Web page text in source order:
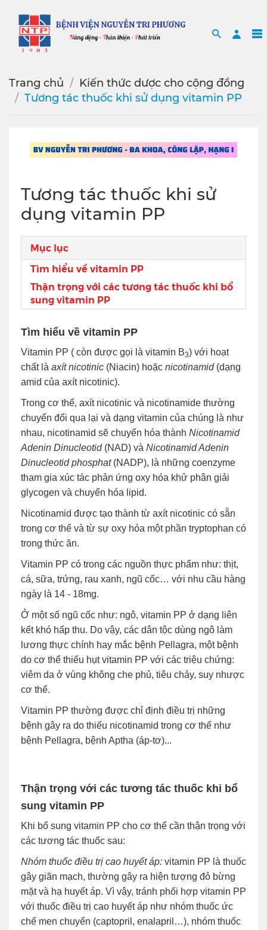
Search
Trang chủ
Kiến thức dược cho cộng đồng
Tương tác thuốc khi sử dụng vitamin PP
Tương tác thuốc khi sử
dụng vitamin PP
Mục lục
Tìm hiểu về vitamin PP
Thận trọng với các tương tác thuốc khi bổ
sung vitamin PP
Tìm hiểu về vitamin PP
Vitamin PP ( còn được gọi là vitamin B3) với hoạt
chất là axít nicotinic (Niacin) hoặc nicotinamid (dạng
amid của axít nicotinic).
Trong cơ thể, axít nicotinic và nicotinamide thường
chuyển đổi qua lại và dạng vitamin của chúng là như
nhau, nicotinamid sẽ chuyển hóa thành Nicotinamid
Adenin Dinucleotid(NAD) và Nicotinamid Adenin
Dinucleotid phosphat (NADP), là những coenzyme
tham gia xúc tác phản ứng oxy hóa khử phân giải
glycogen và chuyển hóa lipid.
Nicotinamid được tạo thành từ axít nicotinic có sẵn
trong cơ thể và từ sự oxy hóa một phần tryptophan có
trong thức ăn.
Vitamin PP có trong các nguồn thực phẩm như: thịt,
cá, sữa, trứng, rau xanh, ngũ cốc… với nhu cầu hàng
ngày là 14 - 18mg.
Ở một số ngũ cốc như: ngô, vitamin PP ở dạng liên
kết khó hấp thu. Do vậy, các dân tộc dùng ngô làm
lương thực chính hay mắc bệnh Pellagra, một bệnh
do cơ thể thiếu hụt vitamin PP với các triệu chứng:
viêm da ở vùng không che phủ, tiêu chảy, suy nhược
cơ thể.
Vitamin PP thường được chỉ định điều trị những
bệnh gây ra do thiếu nicotinamid trong cơ thể như
bệnh Pellagra, bệnh Aptha (áp-tơ)...
Thận trọng với các tương tác thuốc khi bổ
sung vitamin PP
Khi bổ sung vitamin PP cho cơ thể cần thận trọng với
các tương tác thuốc sau:
Nhóm thuốc điều trị cao huyết áp: vitamin PP là thuốc
gây giãn mạch, thường gây ra hiện tượng đỏ bừng
mặt và hạ huyết áp. Vì vậy, tránh phối hợp vitamin PP
với thuốc điều trị cao huyết áp như nhóm thuốc ức
chế men chuyển (captopril, enalapril…), nhóm thuốc